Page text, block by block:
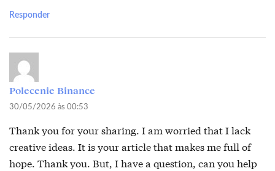
Responder
Polecenie Binance
30/05/2026 às 00:53
Thank you for your sharing. I am worried that I lack
creative ideas. It is your article that makes me full of
hope. Thank you. But, I have a question, can you help